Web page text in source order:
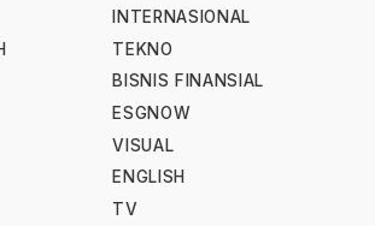
INTERNASIONAL
TEKNO
BISNIS FINANSIAL
ESGNOW
VISUAL
ENGLISH
TV